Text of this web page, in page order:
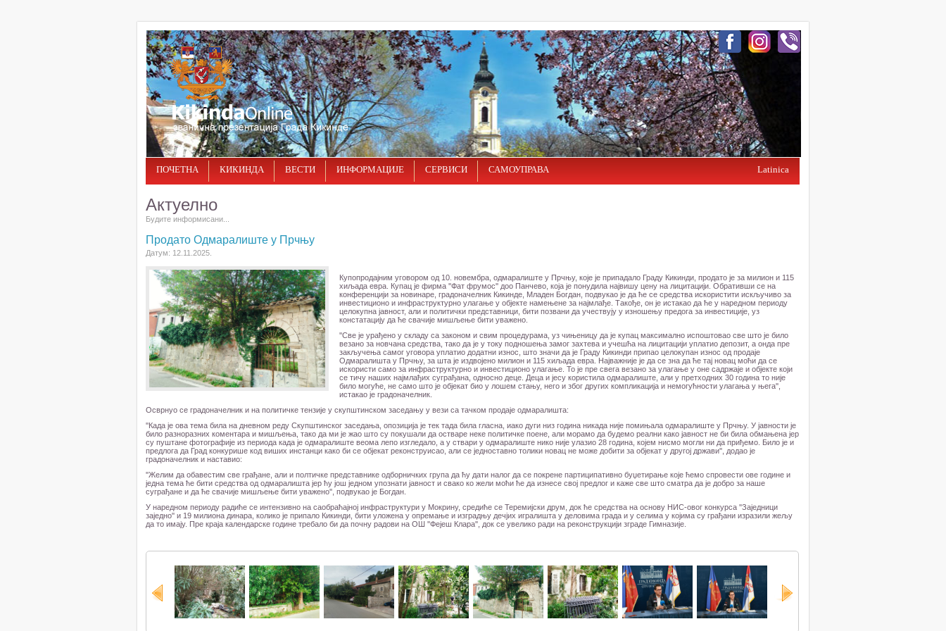
ПОЧЕТНА КИКИНДА ВЕСТИ ИНФОРМАЦИЈЕ СЕРВИСИ САМОУПРАВА Latinica
Актуелно
Будите информисани...
Продато Одмаралиште у Прчњу
Датум: 12.11.2025.
Купопродајним уговором од 10. новембра, одмаралиште у Прчњу, које је припадало Граду Кикинди, продато је за милион и 115
хиљада евра. Купац је фирма ''Фат фрумос'' доо Панчево, која је понудила највишу цену на лицитацији. Обративши се на
конференцији за новинаре, градоначелник Кикинде, Младен Богдан, подвукао је да ће се средства искористити искључиво за
инвестиционо и инфраструктурно улагање у објекте намењене за најмлађе. Такође, он је истакао да ће у наредном периоду
целокупна јавност, али и политички представници, бити позвани да учествују у изношењу предога за инвестиције, уз
констатацију да ће свачије мишљење бити уважено.
''Све је урађено у складу са законом и свим процедурама, уз чињеницу да је купац максимално испоштовао све што је било
везано за новчана средства, тако да је у току подношења замог захтева и учешћа на лицитацији уплатио депозит, а онда пре
закључења самог уговора уплатио додатни износ, што значи да је Граду Кикинди припао целокупан износ од продаје
Одмаралишта у Прчњу, за шта је издвојено милион и 115 хиљада евра. Најважније је да се зна да ће тај новац моћи да се
искористи само за инфраструктурно и инвестиционо улагање. То је пре свега везано за улагање у оне садржаје и објекте који
се тичу наших најмлађих суграђана, односно деце. Деца и јесу користила одмаралиште, али у претходних 30 година то није
било могуће, не само што је објекат био у лошем стању, него и због других компликација и немогућности улагања у њега'',
истакао је градоначелник.
Осврнуо се градоначелник и на политичке тензије у скупштинском заседању у вези са тачком продаје одмаралишта:
''Када је ова тема била на дневном реду Скупштинског заседања, опозиција је тек тада била гласна, иако дуги низ година никада није помињала одмаралиште у Прчњу. У јавности је
било разноразних коментара и мишљења, тако да ми је жао што су покушали да остваре неке политичке поене, али морамо да будемо реални како јавност не би била обмањена јер
су пуштане фотографије из периода када је одмаралиште веома лепо изгледало, а у ствари у одмаралиште нико није улазио 28 година, којем нисмо могли ни да приђемо. Било је и
предлога да Град конкурише код виших инстанци како би се објекат реконструисао, али се једноставно толики новац не може добити за објекат у другој држави'', додао је
градоначелник и наставио:
''Желим да обавестим све грађане, али и полтичке представнике одборничких група да ћу дати налог да се покрене партиципативно буџетирање које ћемо спровести ове године и
једна тема ће бити средства од одмаралишта јер ћу још једном упознати јавност и свако ко жели моћи ће да изнесе свој предлог и каже све што сматра да је добро за наше
суграђане и да ће свачије мишљење бити уважено'', подвукао је Богдан.
У наредном периоду радиће се интензивно на саобраћајној инфраструктури у Мокрину, средиће се Теремијски друм, док ће средства на основу НИС-овог конкурса ''Заједници
заједно'' и 19 милиона динара, колико је припало Кикинди, бити уложена у опремање и изградњу дечјих игралишта у деловима града и у селима у којима су грађани изразили жељу
да то имају. Пре краја календарске године требало би да почну радови на ОШ ''Фејеш Клара'', док се увелико ради на реконструкцији зграде Гимназије.